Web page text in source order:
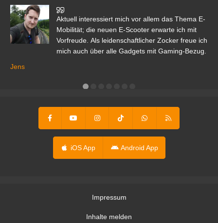
Aktuell interessiert mich vor allem das Thema E-
Mobilität; die neuen E-Scooter erwarte ich mit
Vorfreude. Als leidenschaftlicher Zocker freue ich
mich auch über alle Gadgets mit Gaming-Bezug.
Jens
iOS App Android App
Impressum
Inhalte melden